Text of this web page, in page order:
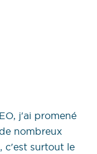
j'ai promené
nombreux
c'est surtout le